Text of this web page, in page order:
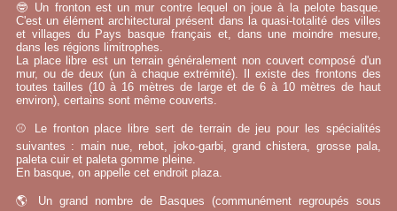
🤓 Un fronton est un mur contre lequel on joue à la pelote basque.
C'est un élément architectural présent dans la quasi-totalité des villes
et villages du Pays basque français et, dans une moindre mesure,
dans les régions limitrophes.
La place libre est un terrain généralement non couvert composé d'un
mur, ou de deux (un à chaque extrémité). Il existe des frontons des
toutes tailles (10 à 16 mètres de large et de 6 à 10 mètres de haut
environ), certains sont même couverts.
⚾ Le fronton place libre sert de terrain de jeu pour les spécialités
suivantes : main nue, rebot, joko-garbi, grand chistera, grosse pala,
paleta cuir et paleta gomme pleine.
En basque, on appelle cet endroit plaza.
🌎 Un grand nombre de Basques (communément regroupés sous